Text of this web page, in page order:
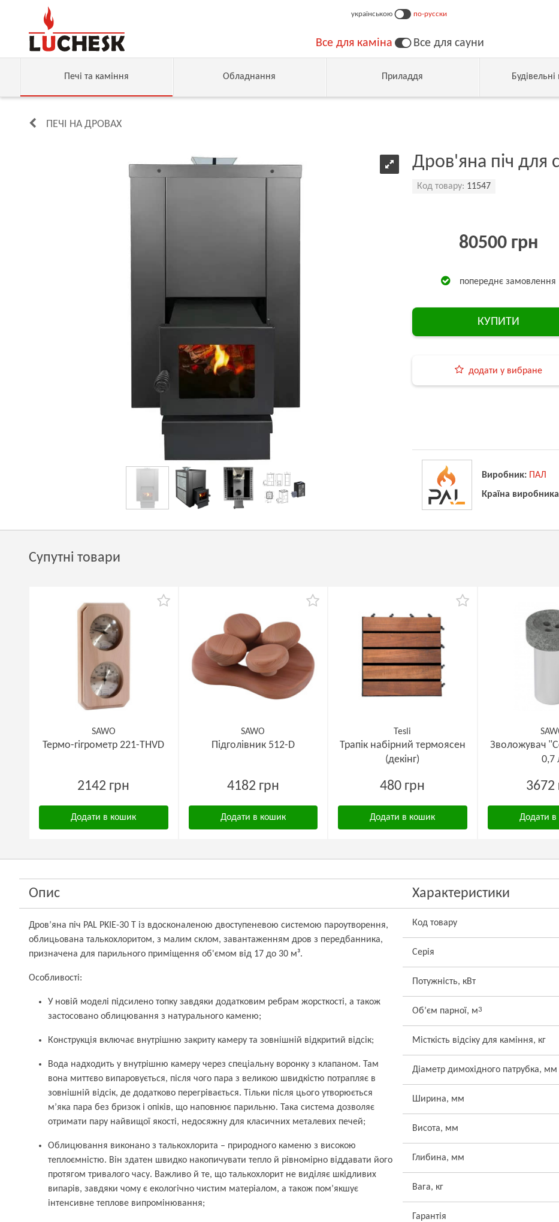
українською по-русски
Все для каміна Все для сауни
Печі та каміння Обладнання Приладдя
ПЕЧІ НА ДРОВАХ
Дров'яна піч для
Код товару: 11547
80500 грн
попереднє замовлення
КУПИТИ
додати у вибране
Виробник: ПАЛ
Країна
Супутні товари
SAWO
Термо-гігрометр 221-THVD
2142 грн
Додати в кошик
SAWO
Підголівник 512-D
4182 грн
Додати в кошик
Tesli
Трапік набірний термоясен
(декінг)
480 грн
Додати в кошик
Зволожувач
0,7
3672
Додати
Опис
Дров’яна піч PAL PKIE-30 T із вдосконаленою двоступеневою системою пароутворення,
облицьована талькохлоритом, з малим склом, завантаженням дров з передбанника,
призначена для парильного приміщення об'ємом від 17 до 30 м³.
Особливості:
У новій моделі підсилено топку завдяки додатковим ребрам жорсткості, а також
застосовано облицювання з натурального каменю;
Конструкція включає внутрішню закриту камеру та зовнішній відкритий відсік;
Вода надходить у внутрішню камеру через спеціальну воронку з клапаном. Там
вона миттєво випаровується, після чого пара з великою швидкістю потрапляє в
зовнішній відсік, де додатково перегрівається. Тільки після цього утворюється
м’яка пара без бризок і опіків, що наповнює парильню. Така система дозволяє
отримати пару найвищої якості, недосяжну для класичних металевих печей;
Облицювання виконано з талькохлорита – природного каменю з високою
теплоємністю. Він здатен швидко накопичувати тепло й рівномірно віддавати його
протягом тривалого часу. Важливо й те, що талькохлорит не виділяє шкідливих
випарів, завдяки чому є екологічно чистим матеріалом, а також пом’якшує
інтенсивне теплове випромінювання;
Характеристики
Код товару
Серія
Потужність, кВт
Об’єм парної, м3
Місткість відсіку для каміння, кг
Діаметр димохідного патрубка, мм
Ширина, мм
Висота, мм
Глибина, мм
Вага, кг
Гарантія